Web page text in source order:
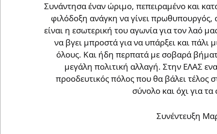
Συνάντησα έναν ώριμο, πεπειραμένο και
φιλόδοξη ανάγκη να γίνει πρωθυπουργός,
είναι η εσωτερική του αγωνία για τον λαό
να βγει μπροστά για να υπάρξει και πάλι
όλους. Και ήδη περπατά με σοβαρά
μεγάλη πολιτική αλλαγή. Στην ΕΛΑΣ
προοδευτικός πόλος που θα βάλει τέλος
σύνολο και όχι για
Συνέντευξη